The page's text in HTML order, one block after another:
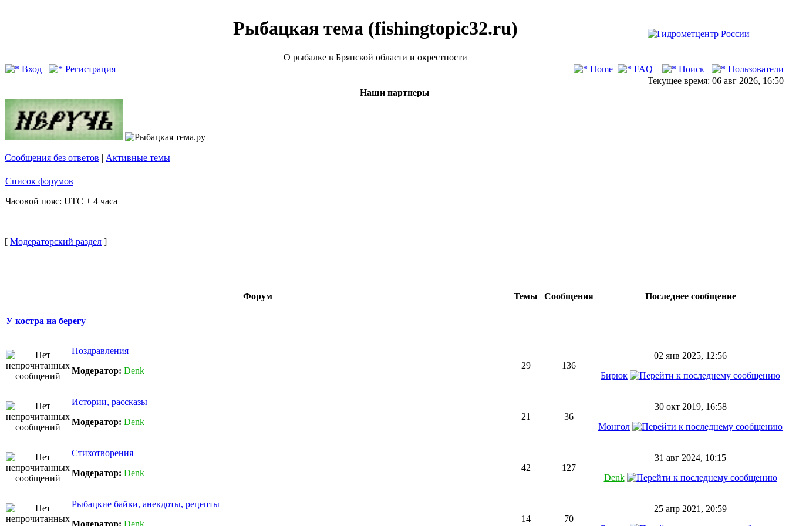
Рыбацкая тема (fishingtopic32.ru)
О рыбалке в Брянской области и окрестности
Вход
Регистрация Home FAQ Поиск
Пользователи
Текущее время: 06 авг 2026, 16:50
Наши партнеры
Сообщения без ответов | Активные темы
Список форумов
Часовой пояс: UTC + 4 часа
[ Модераторский раздел ]
Форум Темы Сообщения Последнее сообщение
У костра на берегу
Поздравления
Модератор: Denk
29 136
02 янв 2025, 12:56
Бирюк
Истории, рассказы
Модератор: Denk
21 36
30 окт 2019, 16:58
Монгол
Стихотворения
Модератор: Denk
42 127
31 авг 2024, 10:15
Denk
Рыбацкие байки, анекдоты, рецепты
Модератор: Denk
14 70
25 апр 2021, 20:59